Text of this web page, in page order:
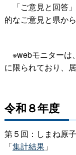
「ご意見と回答
的なご意見と県か
※webモニターは
に限られており、
令和８年度
第５回：しまね原
「集計結果」